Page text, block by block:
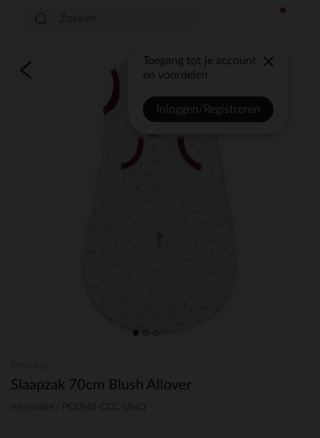
Toegang tot je account
en voordelen
Inloggen/Registreren
Slaapzak 70cm Blush Allover